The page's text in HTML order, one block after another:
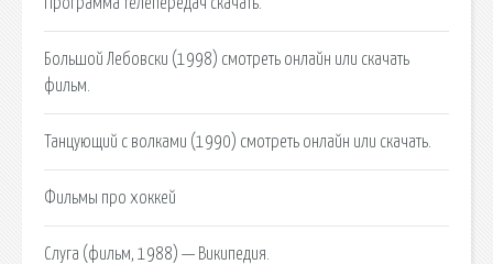
Большой Лебовски (1998) смотреть онлайн или скачать
фильм.
Танцующий с волками (1990) смотреть онлайн или скачать.
Фильмы про хоккей
Слуга (фильм, 1988) — Википедия.